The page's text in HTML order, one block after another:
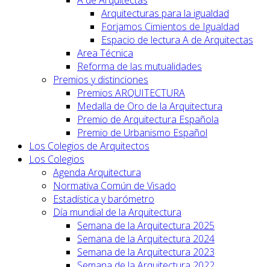
Arquitecturas para la igualdad
Forjamos Cimientos de Igualdad
Espacio de lectura A de Arquitectas
Area Técnica
Reforma de las mutualidades
Premios y distinciones
Premios ARQUITECTURA
Medalla de Oro de la Arquitectura
Premio de Arquitectura Española
Premio de Urbanismo Español
Los Colegios de Arquitectos
Los Colegios
Agenda Arquitectura
Normativa Común de Visado
Estadística y barómetro
Día mundial de la Arquitectura
Semana de la Arquitectura 2025
Semana de la Arquitectura 2024
Semana de la Arquitectura 2023